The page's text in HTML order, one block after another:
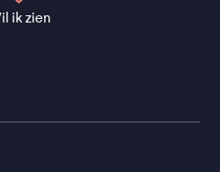
ik zien